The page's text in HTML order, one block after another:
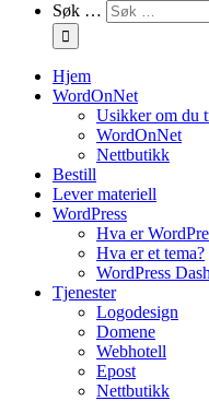
Søk …
Hjem
WordOnNet
Usikker om du
WordOnNet
Nettbutikk
Bestill
Lever materiell
WordPress
Hva er
Hva er et tema?
WordPress
Tjenester
Logodesign
Domene
Webhotell
Epost
Nettbutikk